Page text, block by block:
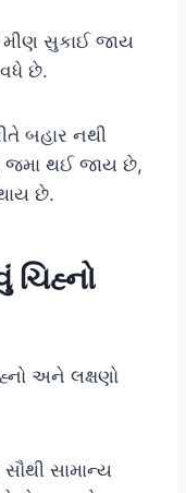
મીણ સુકાઈ જાય
છે.
બહાર નથી
જમા થઈ જાય છે,
છે.
ચિહ્નો
અને લક્ષણો
સામાન્ય